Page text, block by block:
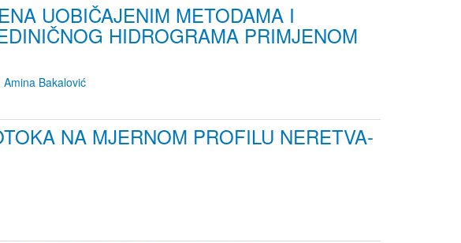
UOBIČAJENIM METODAMA I
HIDROGRAMA PRIMJENOM
Amina Bakalović
NA MJERNOM PROFILU NERETVA-